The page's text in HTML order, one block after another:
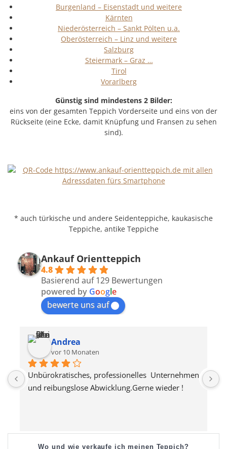
Burgenland – Eisenstadt und weitere
Kärnten
Niederösterreich – Sankt Pölten u.a.
Oberösterreich – Linz und weitere
Salzburg
Steiermark – Graz …
Tirol
Vorarlberg
Günstig sind mindestens 2 Bilder:
eins von der gesamten Teppich Vorderseite und eins von der
Rückseite (eine Ecke, damit Knüpfung und Fransen zu sehen
sind).
* auch türkische und andere Seidenteppiche, kaukasische
Teppiche, antike Teppiche
Ankauf Orientteppich
4.8
Basierend auf 129 Bewertungen
powered by Google
bewerte uns auf
Andrea
vor 10 Monaten
Unbürokratisches, professionelles  Unternehmen
und reibungslose Abwicklung.Gerne wieder !
Wo und wie verkaufe ich meinen Teppich?